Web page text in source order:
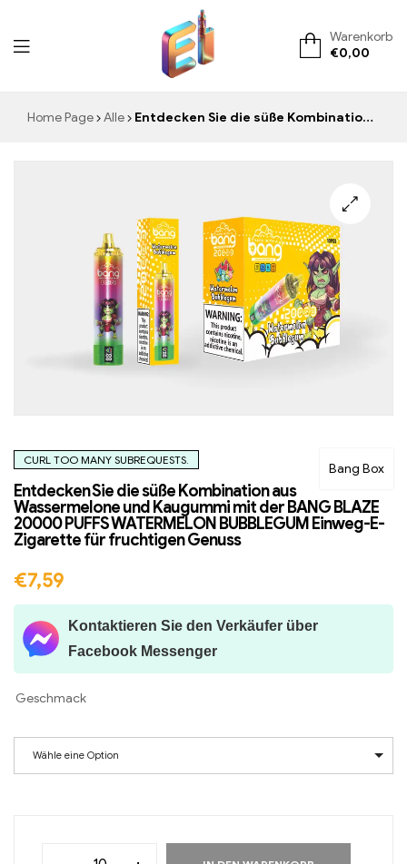
ElementVape.de
Warenkorb
€0,00
Home Page Alle Entdecken Sie die süße Kombination aus Wassermelone und Kaugummi mit der BANG BLAZE 20000 PUFFS WATERMELON BUBBLEGUM Einweg-E-Zigarette für fruchtigen Genuss
Bang Box
CURL TOO MANY SUBREQUESTS.
Entdecken Sie die süße Kombination aus
Wassermelone und Kaugummi mit der BANG BLAZE
20000 PUFFS WATERMELON BUBBLEGUM Einweg-E-
Zigarette für fruchtigen Genuss
€7,59
Kontaktieren Sie den Verkäufer über
Facebook Messenger
Geschmack
Wähle eine Option